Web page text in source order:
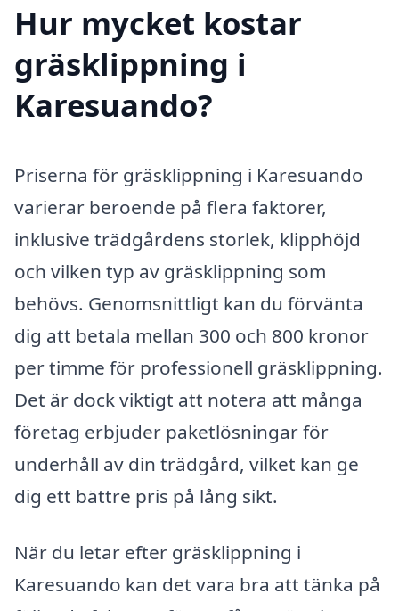
Hur mycket kostar
gräsklippning i
Karesuando?
Priserna för gräsklippning i Karesuando
varierar beroende på flera faktorer,
inklusive trädgårdens storlek, klipphöjd
och vilken typ av gräsklippning som
behövs. Genomsnittligt kan du förvänta
dig att betala mellan 300 och 800 kronor
per timme för professionell gräsklippning.
Det är dock viktigt att notera att många
företag erbjuder paketlösningar för
underhåll av din trädgård, vilket kan ge
dig ett bättre pris på lång sikt.
När du letar efter gräsklippning i
Karesuando kan det vara bra att tänka på